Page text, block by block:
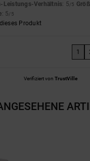
Leistungs-Verhältnis: 5/5
: 5/5
Produkt
1
Verifiziert von TrustVille